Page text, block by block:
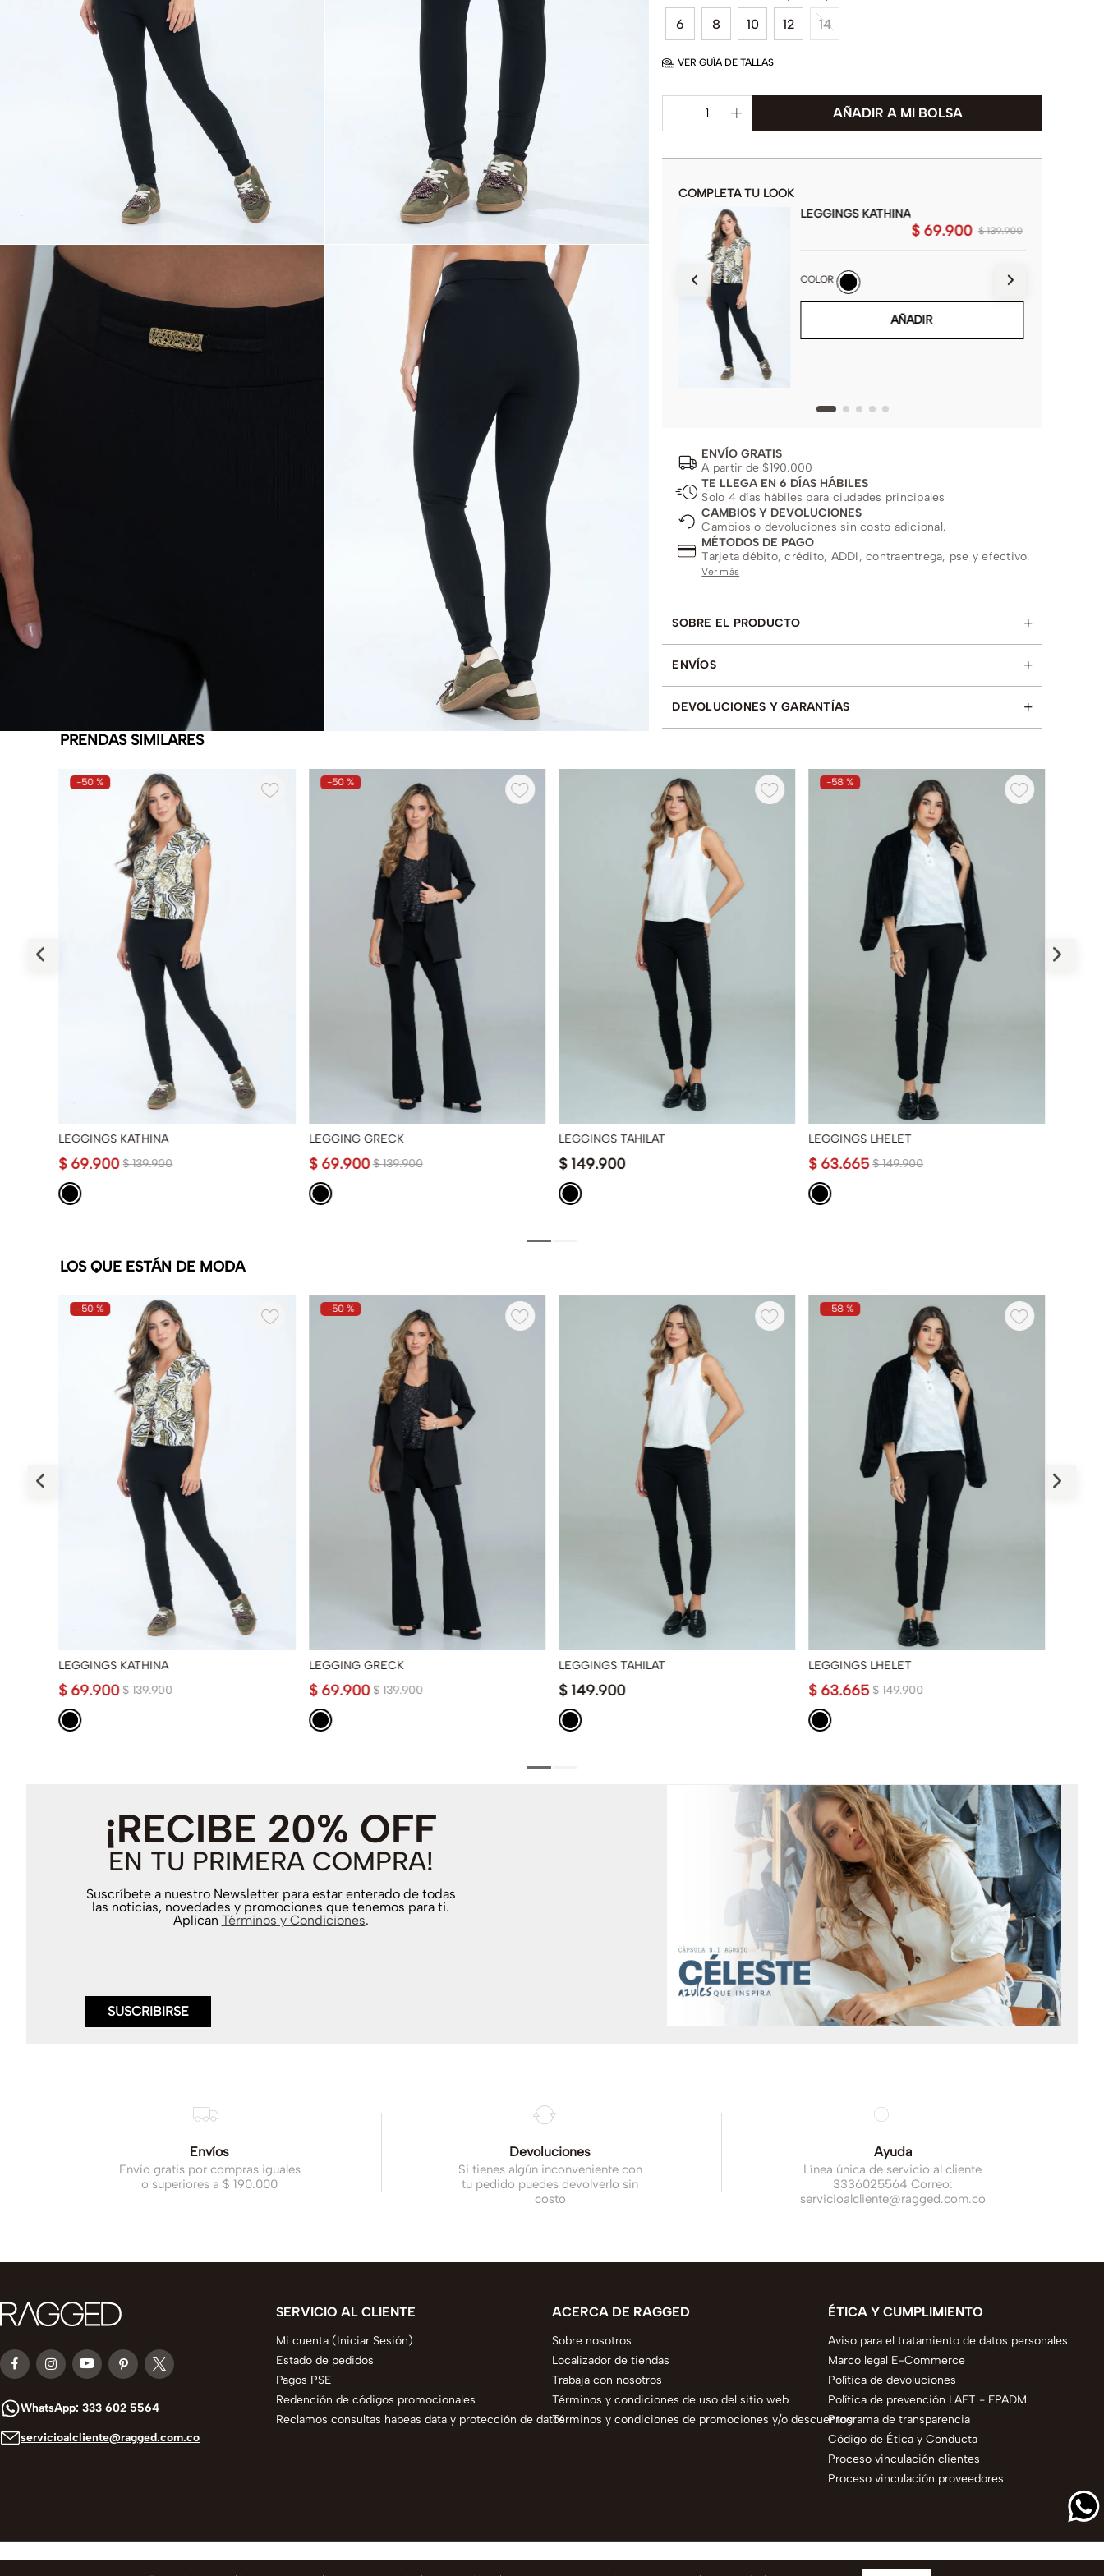
6 8 10 12 14
VER GUÍA DE TALLAS
COMPLETA TU LOOK
LEGGINGS GLHIMORE
69
COLOR
AÑADIR
LEGGINGS KATHINA
$ 139.900
$ 69.900
COLOR
AÑADIR
ENVÍO GRATIS
A partir de $190.000
TE LLEGA EN 6 DÍAS HÁBILES
Solo 4 días hábiles para ciudades principales
CAMBIOS Y DEVOLUCIONES
Cambios o devoluciones sin costo adicional.
MÉTODOS DE PAGO
Tarjeta débito, crédito, ADDI, contraentrega, pse y efectivo.
Ver más
SOBRE EL PRODUCTO +
ENVÍOS +
DEVOLUCIONES Y GARANTÍAS
+
PRENDAS SIMILARES
-50 %
LEGGINGS KATHINA
$ 139.900
$ 69.900
-50 %
LEGGING GRECK
$ 139.900
$ 69.900
LEGGINGS TAHILAT
$ 149.900
-58 %
LEGGINGS LHELET
$ 149.900
$ 63.665
LOS QUE ESTÁN DE MODA
-50 %
LEGGINGS KATHINA
$ 139.900
$ 69.900
-50 %
LEGGING GRECK
$ 139.900
$ 69.900
LEGGINGS TAHILAT
$ 149.900
-58 %
LEGGINGS LHELET
$ 149.900
$ 63.665
¡RECIBE 20% OFF
EN TU PRIMERA COMPRA!
Suscríbete a nuestro Newsletter para estar enterado de todas
las noticias, novedades y promociones que tenemos para ti.
Aplican Términos y Condiciones.
SUSCRIBIRSE
Envíos
Envío gratis por compras iguales
o superiores a $ 190.000
Devoluciones
Si tienes algún inconveniente con
tu pedido puedes devolverlo sin
costo
Ayuda
Línea única de servicio al cliente
3336025564 Correo:
servicioalcliente@ragged.com.co
WhatsApp: 333 602 5564
servicioalcliente@ragged.com.co
SERVICIO AL CLIENTE
Mi cuenta (Iniciar Sesión)
Estado de pedidos
Pagos PSE
Redención de códigos promocionales
Reclamos consultas habeas data y protección de datos
ACERCA DE RAGGED
Sobre nosotros
Localizador de tiendas
Trabaja con nosotros
Términos y condiciones de uso del sitio web
Términos y condiciones de promociones y/o descuentos
ÉTICA Y CUMPLIMIENTO
Aviso para el tratamiento de datos personales
Marco legal E-Commerce
Política de devoluciones
Política de prevención LAFT - FPADM
Programa de transparencia
Código de Ética y Conducta
Proceso vinculación clientes
Proceso vinculación proveedores